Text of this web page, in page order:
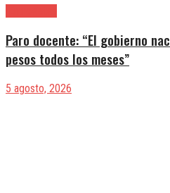
Paro docente: “El gobierno
pesos todos los meses”
5 agosto, 2026